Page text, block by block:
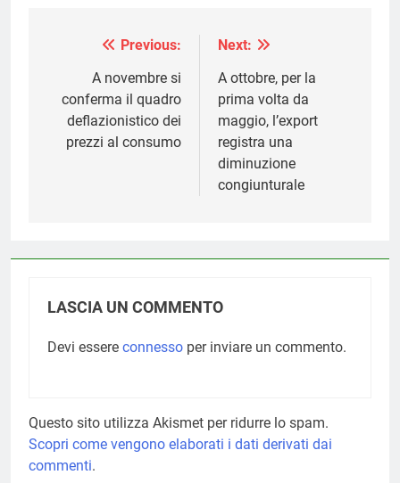
Navigazione
articoli
Previous:
A novembre si
conferma il quadro
deflazionistico dei
prezzi al consumo
Next:
A ottobre, per la
prima volta da
maggio, l’export
registra una
diminuzione
congiunturale
LASCIA UN COMMENTO
Devi essere connesso per inviare un commento.
Questo sito utilizza Akismet per ridurre lo spam.
Scopri come vengono elaborati i dati derivati dai
commenti.